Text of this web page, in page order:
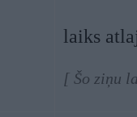
laiks
[ Šo ziņu